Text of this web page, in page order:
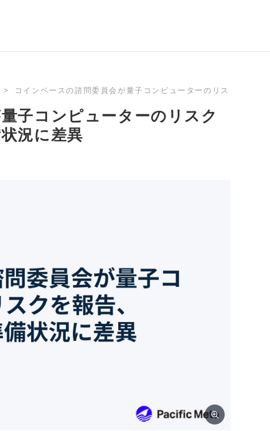
コインベースの諮問委員会が量子コンピューターのリスクを報告
子コンピューターのリスク
況に差異